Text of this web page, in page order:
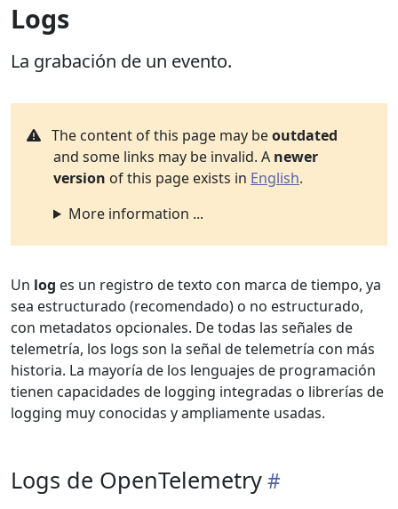
Logs
La grabación de un evento.
The content of this page may beoutdated
and some links may be invalid. A newer
version of this page exists in English.
More information ...
Un log es un registro de texto con marca de tiempo, ya
sea estructurado (recomendado) o no estructurado,
con metadatos opcionales. De todas las señales de
telemetría, los logs son la señal de telemetría con más
historia. La mayoría de los lenguajes de programación
tienen capacidades de logging integradas o librerías de
logging muy conocidas y ampliamente usadas.
Logs de OpenTelemetry